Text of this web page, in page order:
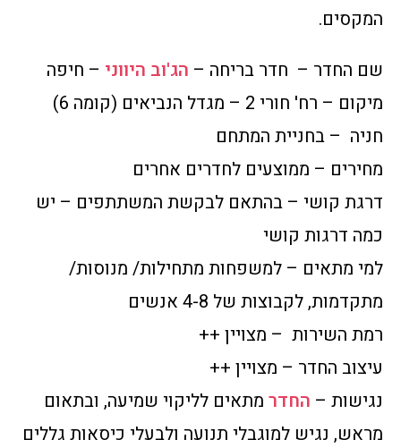
המקסים.
שם החדר – חדר בריחה – הג'וב היווני – חיפה
מיקום – רח' חורי 2 – מגדל הנביאים (קומה 6)
חניה – בחניית המתחם
מחירים – ממוצעים לחדרים אחרים
דרגת קושי – בהתאם לבקשת המשתתפים – יש
כמה דרגות קושי
למי מתאים – למשפחות מתחילות/ מנוסות/
מתקדמות, לקבוצות של 4-8 אנשים
רמת השירות – מצויין ++
עיצוב החדר – מצויין ++
נגישות – החדר מתאים לליקוי שמיעה, ובתאום
מראש, נגיש למוגבלי תנועה ולבעלי כיסאות גללים